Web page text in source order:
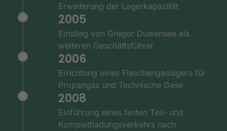
Erweiterung der Lagerkapazität
2005
Einstieg von Gregor Duwensee als
weiteren Geschäftsführer
2006
Errichtung eines Flaschengaslagers für
Propangas und Technische Gase
2008
Einführung eines festen Teil- und
Komplettladungsverkehrs nach